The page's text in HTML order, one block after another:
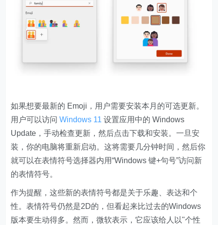
如果想要最新的 Emoji，用户需要安装本月的可选更新。
用户可以访问Windows 11 设置应用中的 Windows
Update，手动检查更新，然后点击下载和安装。一旦安
装，你的电脑将重新启动。这将需要几分钟时间，然后你
就可以在表情符号选择器内用“Windows 键+句号”访问新
的表情符号。
作为提醒，这些新的表情符号都是关于乐趣、表达和个
性。表情符号仍然是2D的，但看起来比过去的Windows
版本要生动得多。然而，微软表示，它应该给人以"个性